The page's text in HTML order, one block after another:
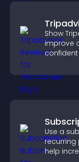
Show
improve
Use a
recurring
help